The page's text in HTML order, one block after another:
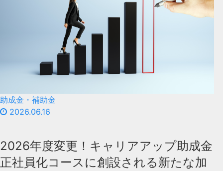
助成金・補助金
2026.06.16
2026年度変更！キャリアアップ助成金
正社員化コースに創設される新たな加